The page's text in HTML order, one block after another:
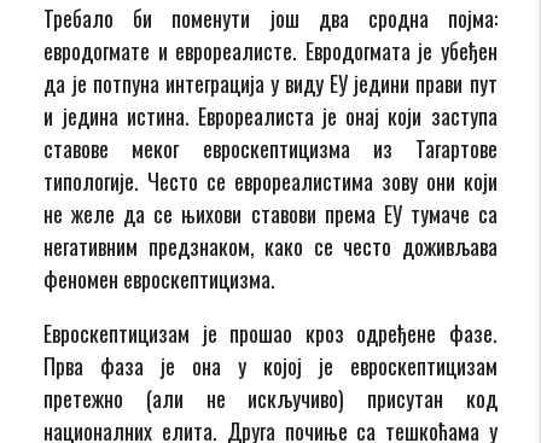
Требало би поменути још два сродна појма:
евродогмате и еврореалисте. Евродогмата је убеђен
да је потпуна интеграција у виду ЕУ једини прави пут
и једина истина. Еврореалиста је онај који заступа
ставове меког евроскептицизма из Тагартове
типологије. Често се еврореалистима зову они који
не желе да се њихови ставови према ЕУ тумаче са
негативним предзнаком, како се често доживљава
феномен евроскептицизма.
Евроскептицизам је прошао кроз одређене фазе.
Прва фаза је она у којој је евроскептицизам
претежно (али не искључиво) присутан код
националних елита. Друга почиње са тешкоћама у